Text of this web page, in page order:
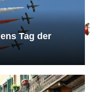
Tag der